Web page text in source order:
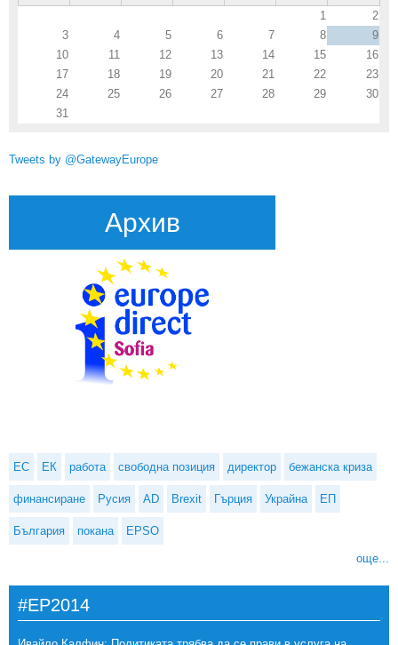
1
2
3
4 5 6 7 8
9
10
11 12 13 14 15
16
17
18 19 20 21 22
23
24
25 26 27 28 29
30
31
Tweets by @GatewayEurope
Архив
ЕС ЕК работа свободна позиция директор бежанска криза
финансиране Русия AD Brexit Гърция Украйна ЕП
България покана EPSO
още...
#EP2014